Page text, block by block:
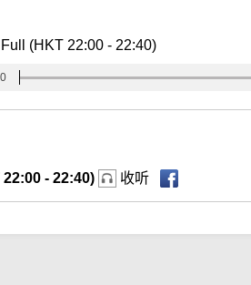
(HKT 22:00 - 22:40)
- 22:40) 收听